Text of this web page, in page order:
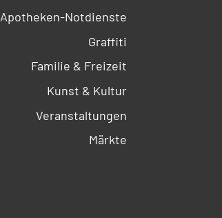
Apotheken-Notdienste
Graffiti
Familie & Freizeit
Kunst & Kultur
Veranstaltungen
Märkte